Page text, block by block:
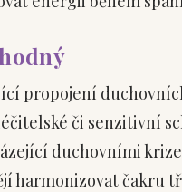
propojení
či senzitivní
duchovními
harmonizovat čakru